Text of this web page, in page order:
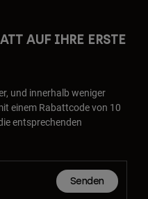
AUF IHRE ERSTE
und innerhalb weniger
einem Rabattcode von 10
entsprechenden
Senden